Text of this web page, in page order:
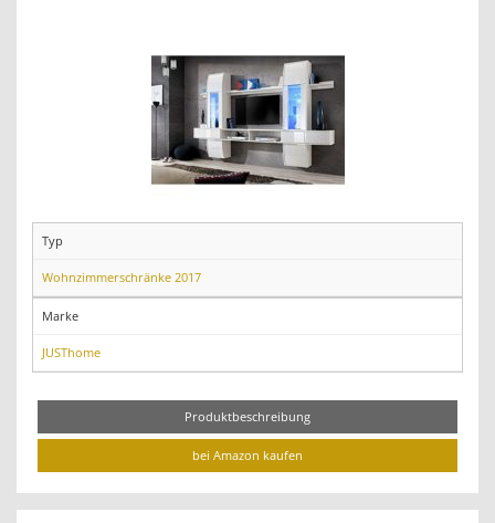
Typ
Wohnzimmerschränke 2017
Marke
JUSThome
Produktbeschreibung
bei Amazon kaufen